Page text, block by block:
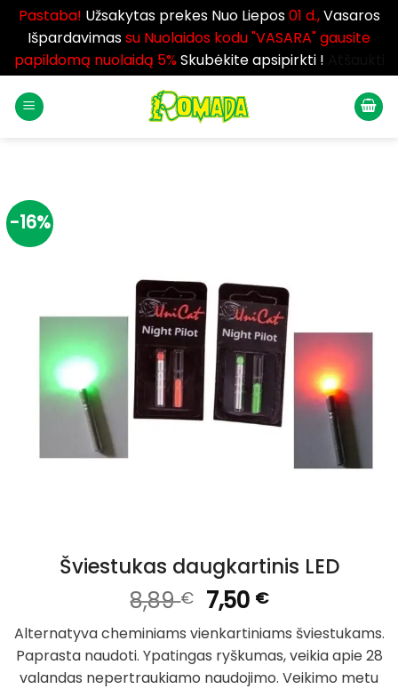
Pastaba! Užsakytas prekes Nuo Liepos01 d.,Vasaros
Išpardavimassu Nuolaidos kodu "VASARA" gausite
papildomą nuolaidą 5%Skubėkite apsipirkti !
-16%
Šviestukas daugkartinis LED
8,89€ Original
price
was:
8,89 €.
7,50 €Current
price
is:
7,50 €.
Alternatyva cheminiams vienkartiniams šviestukams.
Paprasta naudoti. Ypatingas ryškumas, veikia apie 28
valandas nepertraukiamo naudojimo. Veikimo metu